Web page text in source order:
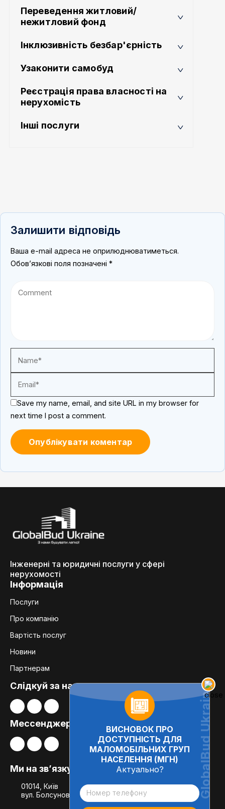
Переведення житловий/
нежитловий фонд
Інклюзивність безбар'єрність
Узаконити самобуд
Реєстрація права власності на
нерухомість
Інші послуги
Залишити відповідь
Ваша e-mail адреса не оприлюднюватиметься.
Обов’язкові поля позначені *
Save my name, email, and site URL in my browser for
next time I post a comment.
ВИСНОВОК ПРО
ДОСТУПНІСТЬ ДЛЯ
МАЛОМОБІЛЬНИХ ГРУП
НАСЕЛЕННЯ (МГН)
Актуально?
Інженерні та юридичні послуги у сфері
нерухомості
Інформація
Послуги
Про компанію
Вартість послуг
Новини
Партнерам
Слідкуй за нами:
Мессенджери
Ми на зв’язку
01014, Київ
вул. Болсуновська, 8, офіс 21